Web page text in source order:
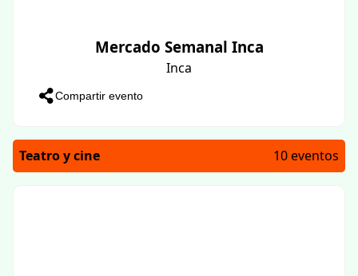
Mercado Semanal Inca
Inca
Compartir evento
Teatro y cine 10 eventos